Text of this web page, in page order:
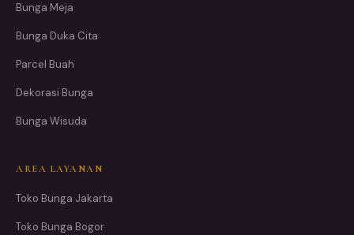
Bunga Meja
Bunga Duka Cita
Parcel Buah
Dekorasi Bunga
Bunga Wisuda
AREA LAYANAN
Toko Bunga Jakarta
Toko Bunga Bogor